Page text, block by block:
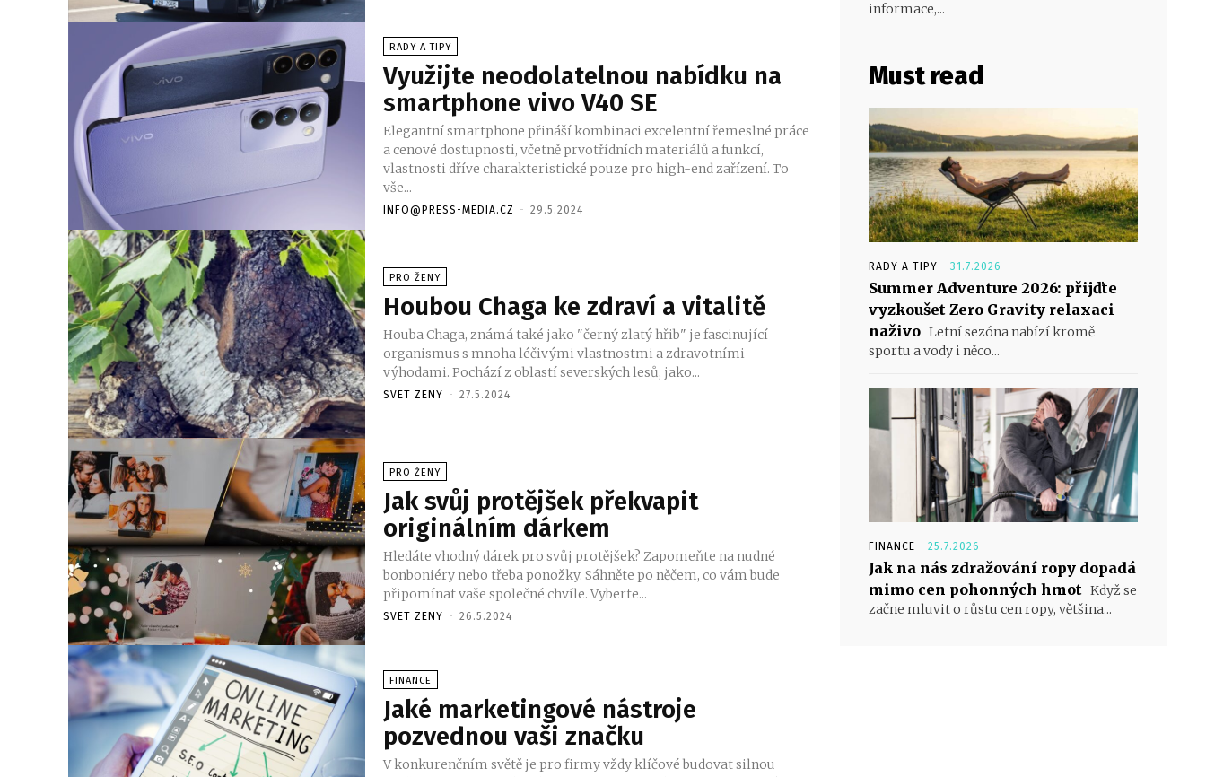
RADY A TIPY
Využijte neodolatelnou nabídku na
smartphone vivo V40 SE
Elegantní smartphone přináší kombinaci excelentní řemeslné práce
a cenové dostupnosti, včetně prvotřídních materiálů a funkcí,
vlastnosti dříve charakteristické pouze pro high-end zařízení. To
vše...
INFO@PRESS-MEDIA.CZ - 29.5.2024
PRO ŽENY
Houbou Chaga ke zdraví a vitalitě
Houba Chaga, známá také jako "černý zlatý hřib" je fascinující
organismus s mnoha léčivými vlastnostmi a zdravotními
výhodami. Pochází z oblastí severských lesů, jako...
SVET ZENY - 27.5.2024
PRO ŽENY
Jak svůj protějšek překvapit
originálním dárkem
Hledáte vhodný dárek pro svůj protějšek? Zapomeňte na nudné
bonboniéry nebo třeba ponožky. Sáhněte po něčem, co vám bude
připomínat vaše společné chvíle. Vyberte...
SVET ZENY - 26.5.2024
FINANCE
Jaké marketingové nástroje
pozvednou vaši značku
V konkurenčním světě je pro firmy vždy klíčové budovat silnou
informace,...
Must read
RADY A TIPY 31.7.2026
Summer Adventure 2026: přijďte
vyzkoušet Zero Gravity relaxaci
naživo Letní sezóna nabízí kromě
sportu a vody i něco...
FINANCE 25.7.2026
Jak na nás zdražování ropy dopadá
mimo cen pohonných hmot Když se
začne mluvit o růstu cen ropy, většina...